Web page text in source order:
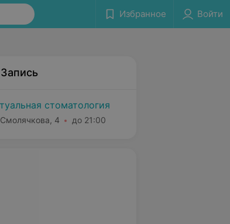
Избранное Войти
Запись
стоматология
4 до 21:00